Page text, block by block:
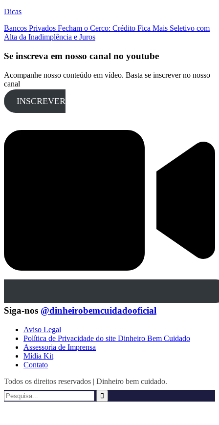
Dicas
Bancos Privados Fecham o Cerco: Crédito Fica Mais Seletivo com
Alta da Inadimplência e Juros
Se inscreva em nosso canal no youtube
Acompanhe nosso conteúdo em vídeo. Basta se inscrever no nosso
canal
INSCREVER
Siga-nos @dinheirobemcuidadooficial
Aviso Legal
Política de Privacidade do site Dinheiro Bem Cuidado
Assessoria de Imprensa
Mídia Kit
Contato
Todos os direitos reservados | Dinheiro bem cuidado.